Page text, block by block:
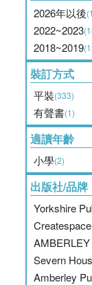
2026年以後
2022~2023
2018~2019
裝訂方式
平裝(333)
有聲書(1)
適讀年齡
小學(2)
出版社/品牌
Yorkshire
Severn
Amberley